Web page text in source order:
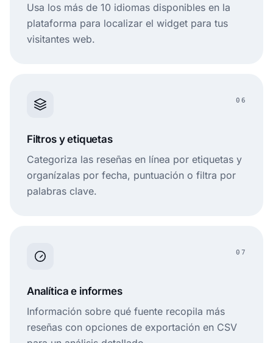
Usa los más de 10 idiomas disponibles en la
plataforma para localizar el widget para tus
visitantes web.
06
Filtros y etiquetas
Categoriza las reseñas en línea por etiquetas y
organízalas por fecha, puntuación o filtra por
palabras clave.
07
Analítica e informes
Información sobre qué fuente recopila más
reseñas con opciones de exportación en CSV